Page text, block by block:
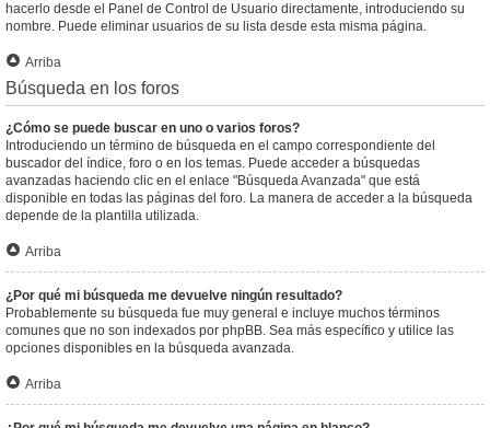
hacerlo desde el Panel de Control de Usuario directamente, introduciendo su
nombre. Puede eliminar usuarios de su lista desde esta misma página.
Arriba
Búsqueda en los foros
¿Cómo se puede buscar en uno o varios foros?
Introduciendo un término de búsqueda en el campo correspondiente del
buscador del índice, foro o en los temas. Puede acceder a búsquedas
avanzadas haciendo clic en el enlace "Búsqueda Avanzada" que está
disponible en todas las páginas del foro. La manera de acceder a la búsqueda
depende de la plantilla utilizada.
Arriba
¿Por qué mi búsqueda me devuelve ningún resultado?
Probablemente su búsqueda fue muy general e incluye muchos términos
comunes que no son indexados por phpBB. Sea más específico y utilice las
opciones disponibles en la búsqueda avanzada.
Arriba